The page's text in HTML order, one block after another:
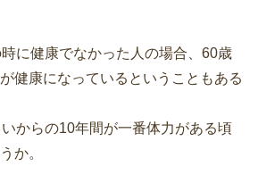
に健康でなかった人の場合、60歳
健康になっているということもある
からの10年間が一番体力がある頃
か。